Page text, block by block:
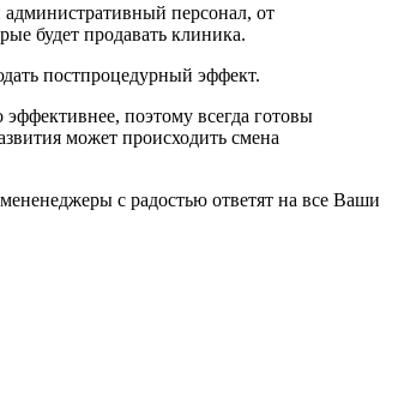
персонал, от
будет продавать клиника.
постпроцедурный эффект.
поэтому всегда готовы
может происходить смена
с радостью ответят на все Ваши